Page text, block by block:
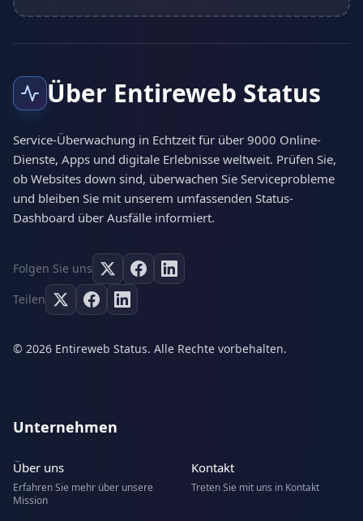
Über Entireweb Status
Service-Überwachung in Echtzeit für über 9000 Online-
Dienste, Apps und digitale Erlebnisse weltweit. Prüfen Sie,
ob Websites down sind, überwachen Sie Serviceprobleme
und bleiben Sie mit unserem umfassenden Status-
Dashboard über Ausfälle informiert.
Folgen Sie uns
Teilen
© 2026 Entireweb Status. Alle Rechte vorbehalten.
Unternehmen
Über uns
Erfahren Sie mehr über unsere
Mission
Kontakt
Treten Sie mit uns in Kontakt